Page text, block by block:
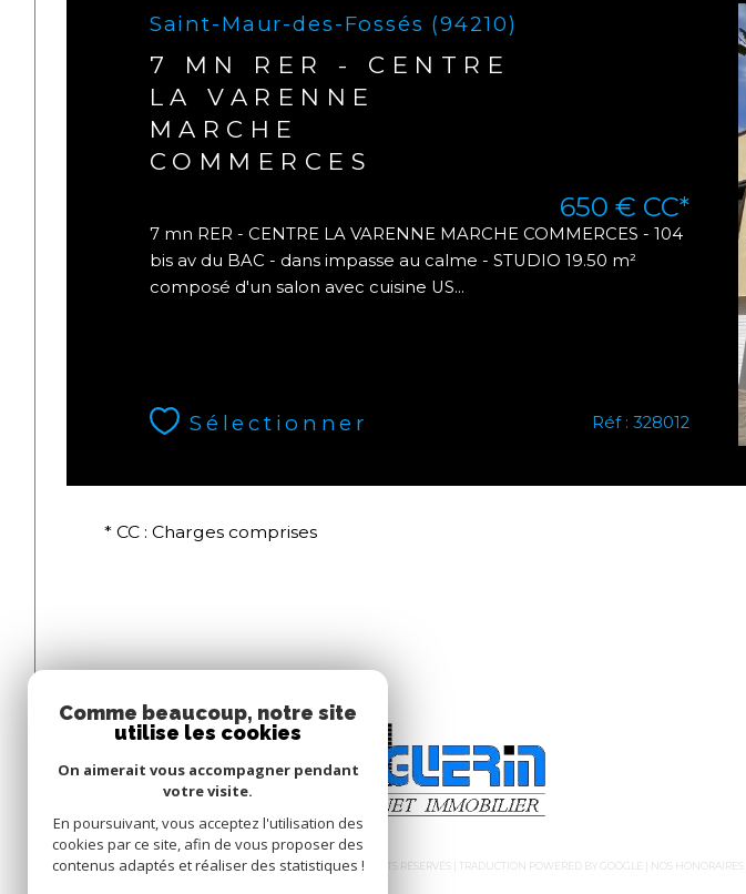
Saint-Maur-des-Fossés (94210)
7 MN RER - CENTRE
LA VARENNE
MARCHE
COMMERCES
650 € CC*
7 mn RER - CENTRE LA VARENNE MARCHE COMMERCES - 104
bis av du BAC - dans impasse au calme - STUDIO 19.50 m²
composé d'un salon avec cuisine US...
Sélectionner Réf : 328012
* CC : Charges comprises
© 2026 | TOUS DROITS RÉSERVÉS | TRADUCTION POWERED BY GOOGLE | NOS HONORAIRES
Comme beaucoup, notre site
utilise les cookies
On aimerait vous accompagner pendant
votre visite.
En poursuivant, vous acceptez l'utilisation des
cookies par ce site, afin de vous proposer des
contenus adaptés et réaliser des statistiques !